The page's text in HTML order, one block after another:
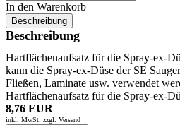
In den Warenkorb
Beschreibung
Beschreibung
Hartflächenaufsatz für die Spray-ex-
kann die Spray-ex-Düse der SE
Fließen, Laminate usw. verwendet
Hartflächenaufsatz für die Spray-ex-
8,76 EUR
inkl. MwSt. zzgl. Versand